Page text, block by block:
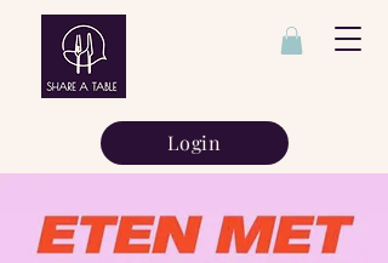
Login